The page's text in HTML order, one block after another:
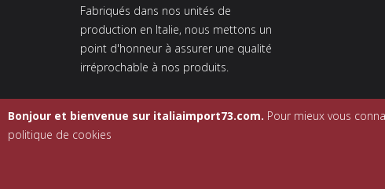
Fabriqués dans nos unités de
production en Italie, nous mettons un
point d'honneur à assurer une qualité
irréprochable à nos produits.
Bonjour et bienvenue sur italiaimport73.com. Pour mieux vous
politique de cookies